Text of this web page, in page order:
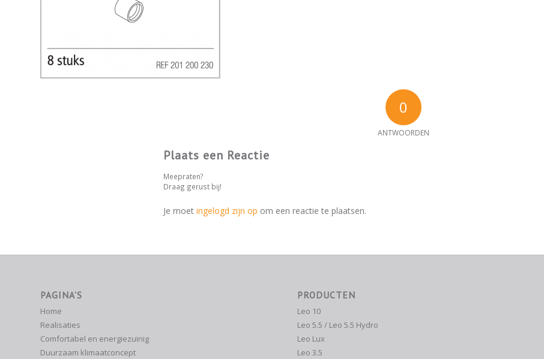
0
ANTWOORDEN
Plaats een Reactie
Meepraten?
Draag gerust bij!
Je moet ingelogd zijn op om een reactie te plaatsen.
PAGINA’S
Home
Realisaties
Comfortabel en energiezuinig
Duurzaam klimaatconcept
PRODUCTEN
Leo 10
Leo 5.5 / Leo 5.5 Hydro
Leo Lux
Leo 3.5